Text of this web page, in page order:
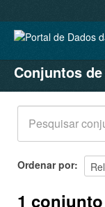
CONJUNTOS DE
ORGANIZAÇÕES
GRUPOS
SOBRE
Conjuntos
Ordenar por
1